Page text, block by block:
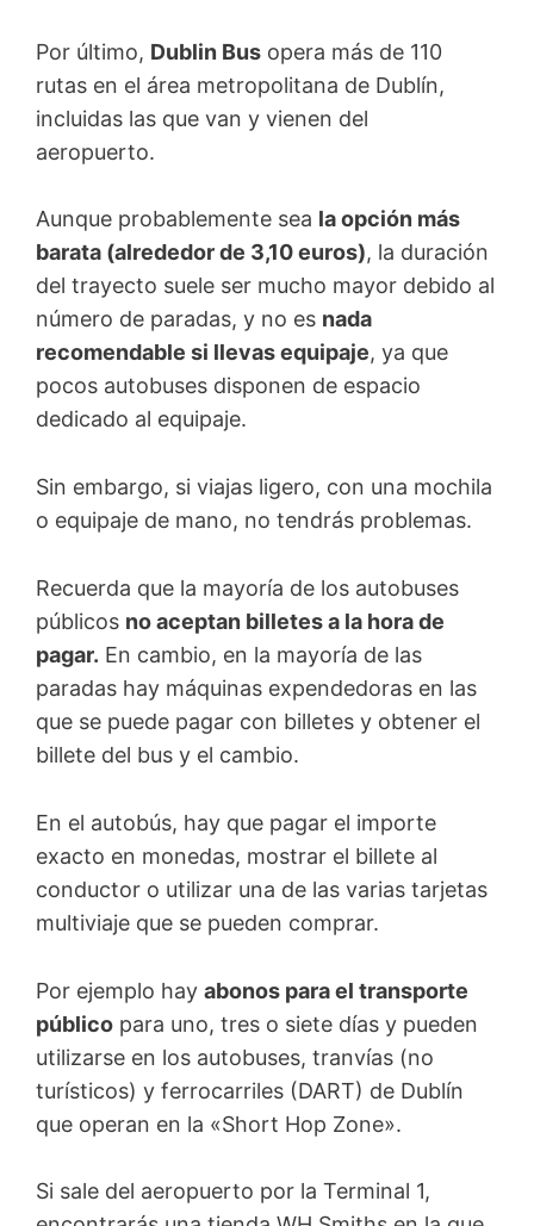
Por último, Dublin Bus opera más de 110
rutas en el área metropolitana de Dublín,
incluidas las que van y vienen del
aeropuerto.
Aunque probablemente sea la opción más
barata (alrededor de 3,10 euros), la duración
del trayecto suele ser mucho mayor debido al
número de paradas, y no es nada
recomendable si llevas equipaje, ya que
pocos autobuses disponen de espacio
dedicado al equipaje.
Sin embargo, si viajas ligero, con una mochila
o equipaje de mano, no tendrás problemas.
Recuerda que la mayoría de los autobuses
públicos no aceptan billetes a la hora de
pagar. En cambio, en la mayoría de las
paradas hay máquinas expendedoras en las
que se puede pagar con billetes y obtener el
billete del bus y el cambio.
En el autobús, hay que pagar el importe
exacto en monedas, mostrar el billete al
conductor o utilizar una de las varias tarjetas
multiviaje que se pueden comprar.
Por ejemplo hay abonos para el transporte
público para uno, tres o siete días y pueden
utilizarse en los autobuses, tranvías (no
turísticos) y ferrocarriles (DART) de Dublín
que operan en la «Short Hop Zone».
Si sale del aeropuerto por la Terminal 1,